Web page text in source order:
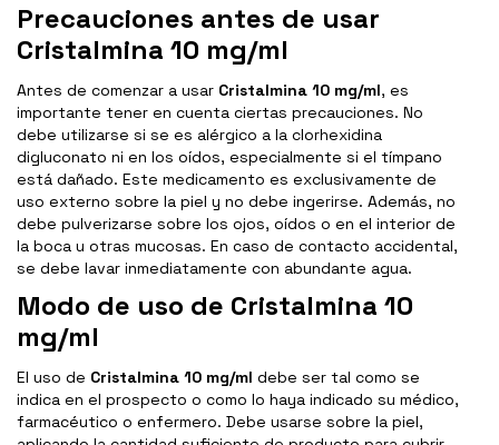
Precauciones antes de usar
Cristalmina 10 mg/ml
Antes de comenzar a usar Cristalmina 10 mg/ml, es
importante tener en cuenta ciertas precauciones. No
debe utilizarse si se es alérgico a la clorhexidina
digluconato ni en los oídos, especialmente si el tímpano
está dañado. Este medicamento es exclusivamente de
uso externo sobre la piel y no debe ingerirse. Además, no
debe pulverizarse sobre los ojos, oídos o en el interior de
la boca u otras mucosas. En caso de contacto accidental,
se debe lavar inmediatamente con abundante agua.
Modo de uso de Cristalmina 10
mg/ml
El uso de Cristalmina 10 mg/ml debe ser tal como se
indica en el prospecto o como lo haya indicado su médico,
farmacéutico o enfermero. Debe usarse sobre la piel,